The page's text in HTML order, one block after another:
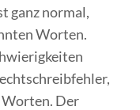
ganz normal,
Worten.
Worten. Der